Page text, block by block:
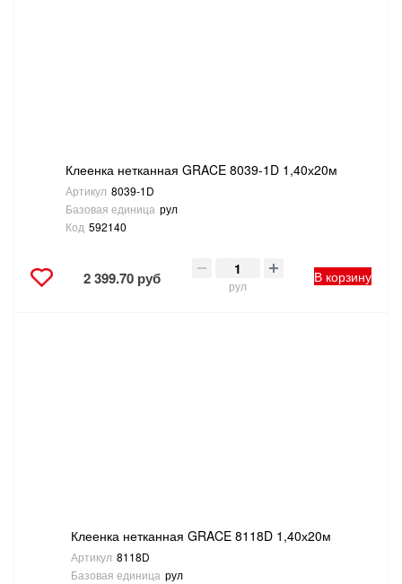
Клеенка нетканная GRACE 8039-1D 1,40х20м
Артикул 8039-1D
Базовая единица рул
Код 592140
2 399.70 руб рул
В корзину
Клеенка нетканная GRACE 8118D 1,40х20м
Артикул 8118D
Базовая единица рул